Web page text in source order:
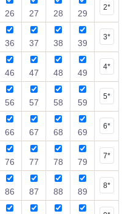
26 27 28 29
2*
36 37 38 39
3*
46 47 48 49
4*
56 57 58 59
5*
66 67 68 69
6*
76 77 78 79
7*
86 87 88 89
8*